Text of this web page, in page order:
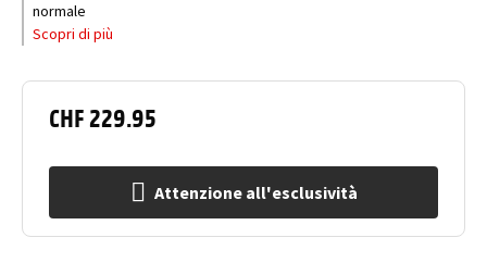
CHF 229.95
Attenzione all'esclusività
normale
Scopri di più